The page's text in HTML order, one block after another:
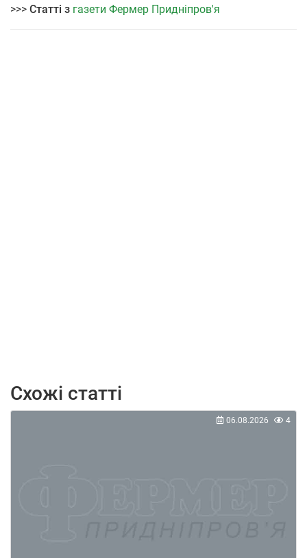
>>> Статті з газети Фермер Придніпров'я
Схожі статті
06.08.2026 4